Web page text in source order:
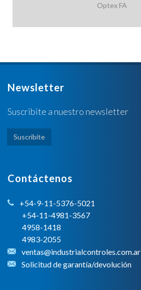
Optex FA
Newsletter
Suscribite a nuestro newsletter
Suscribite
Contáctenos
+54-9-11-5376-5021
+54-11-4981-3567
4958-1418
4983-2055
ventas@industrialcontroles.com.ar
Solicitud de garantía/devolución